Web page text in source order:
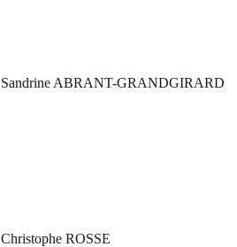
Sandrine ABRANT-GRANDGIRARD
Christophe ROSSE